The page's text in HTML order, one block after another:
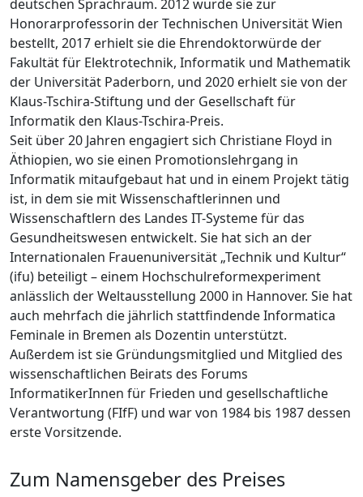
deutschen Sprachraum. 2012 wurde sie zur
Honorarprofessorin der Technischen Universität Wien
bestellt, 2017 erhielt sie die Ehrendoktorwürde der
Fakultät für Elektrotechnik, Informatik und Mathematik
der Universität Paderborn, und 2020 erhielt sie von der
Klaus-Tschira-Stiftung und der Gesellschaft für
Informatik den Klaus-Tschira-Preis.
Seit über 20 Jahren engagiert sich Christiane Floyd in
Äthiopien, wo sie einen Promotionslehrgang in
Informatik mitaufgebaut hat und in einem Projekt tätig
ist, in dem sie mit Wissenschaftlerinnen und
Wissenschaftlern des Landes IT-Systeme für das
Gesundheitswesen entwickelt. Sie hat sich an der
Internationalen Frauenuniversität „Technik und Kultur“
(ifu) beteiligt – einem Hochschulreformexperiment
anlässlich der Weltausstellung 2000 in Hannover. Sie hat
auch mehrfach die jährlich stattfindende Informatica
Feminale in Bremen als Dozentin unterstützt.
Außerdem ist sie Gründungsmitglied und Mitglied des
wissenschaftlichen Beirats des Forums
InformatikerInnen für Frieden und gesellschaftliche
Verantwortung (FIfF) und war von 1984 bis 1987 dessen
erste Vorsitzende.
Zum Namensgeber des Preises